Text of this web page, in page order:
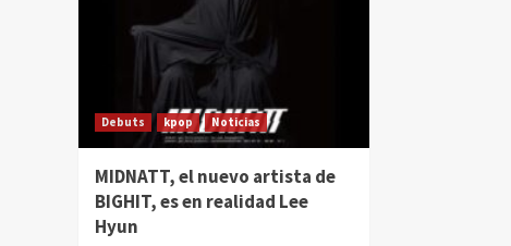
Debuts kpop Noticias
MIDNATT, el nuevo artista de
BIGHIT, es en realidad Lee
Hyun